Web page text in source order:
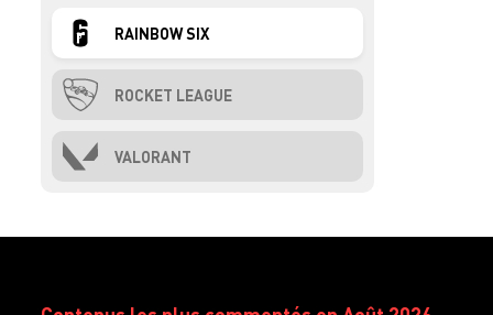
RAINBOW SIX
ROCKET LEAGUE
VALORANT